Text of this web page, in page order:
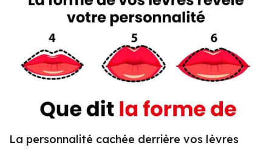
La personnalité cachée derrière vos lèvres